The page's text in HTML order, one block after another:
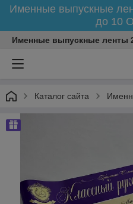
Именные выпускные
до 10
Именные выпускные ленты
Каталог сайта